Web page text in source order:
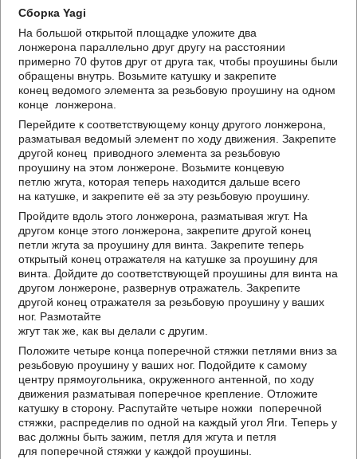
Сборка Yagi
На большой открытой площадке уложите два
лонжерона параллельно друг другу на расстоянии
примерно 70 футов друг от друга так, чтобы проушины были
обращены внутрь. Возьмите катушку и закрепите
конец ведомого элемента за резьбовую проушину на одном
конце лонжерона.
Перейдите к соответствующему концу другого лонжерона,
разматывая ведомый элемент по ходу движения. Закрепите
другой конец приводного элемента за резьбовую
проушину на этом лонжероне. Возьмите концевую
петлю жгута, которая теперь находится дальше всего
на катушке, и закрепите её за эту резьбовую проушину.
Пройдите вдоль этого лонжерона, разматывая жгут. На
другом конце этого лонжерона, закрепите другой конец
петли жгута за проушину для винта. Закрепите теперь
открытый конец отражателя на катушке за проушину для
винта. Дойдите до соответствующей проушины для винта на
другом лонжероне, развернув отражатель. Закрепите
другой конец отражателя за резьбовую проушину у ваших
ног. Размотайте
жгут так же, как вы делали с другим.
Положите четыре конца поперечной стяжки петлями вниз за
резьбовую проушину у ваших ног. Подойдите к самому
центру прямоугольника, окруженного антенной, по ходу
движения разматывая поперечное крепление. Отложите
катушку в сторону. Распутайте четыре ножки поперечной
стяжки, распределив по одной на каждый угол Яги. Теперь у
вас должны быть зажим, петля для жгута и петля
для поперечной стяжки у каждой проушины.